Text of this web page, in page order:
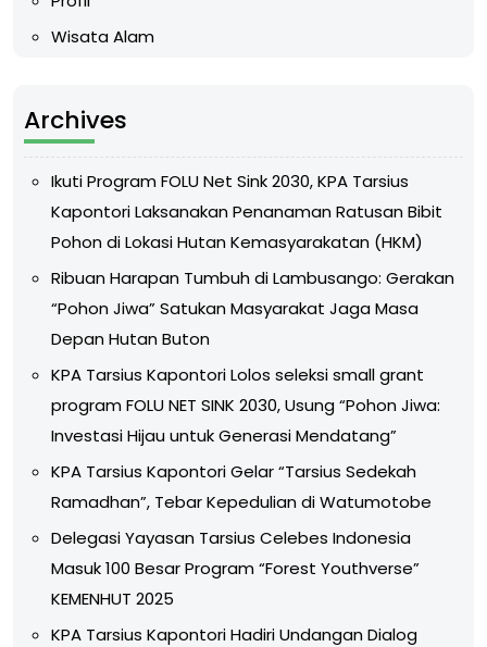
Wisata Alam
Archives
Ikuti Program FOLU Net Sink 2030, KPA Tarsius
Kapontori Laksanakan Penanaman Ratusan Bibit
Pohon di Lokasi Hutan Kemasyarakatan (HKM)
Ribuan Harapan Tumbuh di Lambusango: Gerakan
“Pohon Jiwa” Satukan Masyarakat Jaga Masa
Depan Hutan Buton
KPA Tarsius Kapontori Lolos seleksi small grant
program FOLU NET SINK 2030, Usung “Pohon Jiwa:
Investasi Hijau untuk Generasi Mendatang”
KPA Tarsius Kapontori Gelar “Tarsius Sedekah
Ramadhan”, Tebar Kepedulian di Watumotobe
Delegasi Yayasan Tarsius Celebes Indonesia
Masuk 100 Besar Program “Forest Youthverse”
KEMENHUT 2025
KPA Tarsius Kapontori Hadiri Undangan Dialog